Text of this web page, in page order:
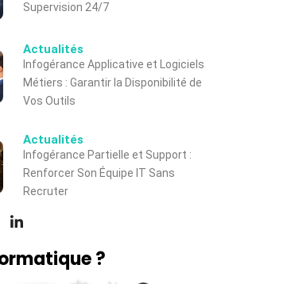
Supervision 24/7
Actualités
Infogérance Applicative et Logiciels
Métiers : Garantir la Disponibilité de
Vos Outils
Actualités
Infogérance Partielle et Support :
Renforcer Son Équipe IT Sans
Recruter
?